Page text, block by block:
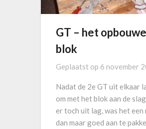
GT – het
blok
Geplaatst op 6 november
Nadat de 2e GT uit elkaar
om met het blok aan de
er toch uit lag, was het een
dan maar goed aan te